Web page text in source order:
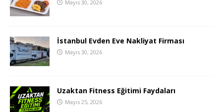
Mayıs 30, 2026
İstanbul Evden Eve Nakliyat Firması
Mayıs 30, 2026
Uzaktan Fitness Eğitimi Faydaları
Mayıs 25, 2026